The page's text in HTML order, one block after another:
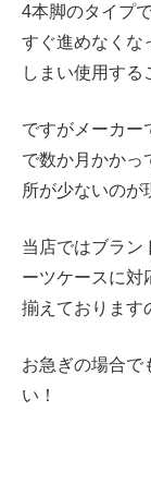
4本脚のタイプ
すぐ進めなくな
しまい使用する
ですがメーカー
で数か月かかっ
所が少ないのが
当店ではブラン
ーツケースに対
揃えております
お急ぎの場合で
い！